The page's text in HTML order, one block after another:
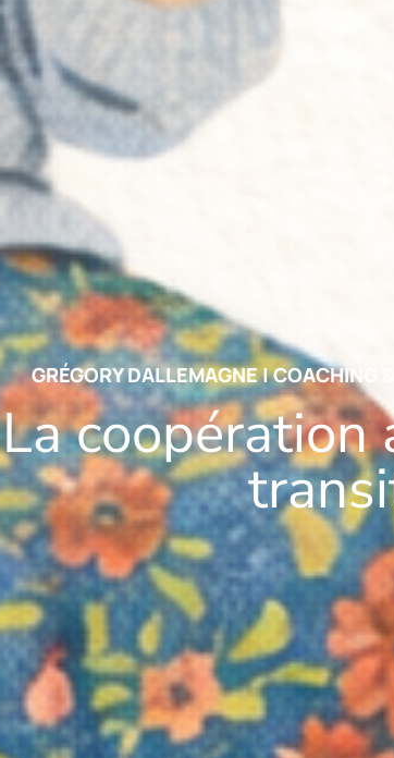
GRÉGORY DALLEMAGNE | COACHING
La coopération